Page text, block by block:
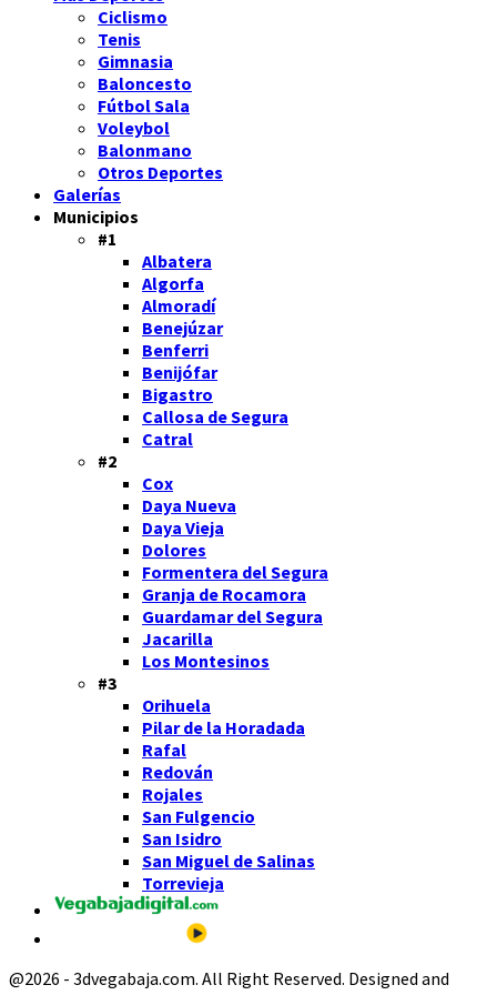
Ciclismo
Tenis
Gimnasia
Baloncesto
Fútbol Sala
Voleybol
Balonmano
Otros Deportes
Galerías
Municipios
#1
Albatera
Algorfa
Almoradí
Benejúzar
Benferri
Benijófar
Bigastro
Callosa de Segura
Catral
#2
Cox
Daya Nueva
Daya Vieja
Dolores
Formentera del Segura
Granja de Rocamora
Guardamar del Segura
Jacarilla
Los Montesinos
#3
Orihuela
Pilar de la Horadada
Rafal
Redován
Rojales
San Fulgencio
San Isidro
San Miguel de Salinas
Torrevieja
@2026 - 3dvegabaja.com. All Right Reserved. Designed and